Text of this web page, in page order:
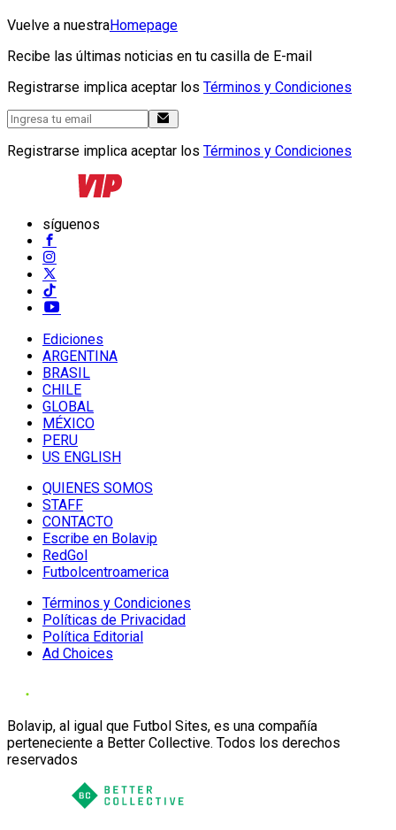
Vuelve a nuestraHomepage
Recibe las últimas noticias en tu casilla de E-mail
Registrarse implica aceptar los Términos y Condiciones
Registrarse implica aceptar los Términos y Condiciones
síguenos
Ediciones
ARGENTINA
BRASIL
CHILE
GLOBAL
MÉXICO
PERU
US ENGLISH
QUIENES SOMOS
STAFF
CONTACTO
Escribe en Bolavip
RedGol
Futbolcentroamerica
Términos y Condiciones
Políticas de Privacidad
Política Editorial
Ad Choices
Bolavip, al igual que Futbol Sites, es una compañía
perteneciente a Better Collective. Todos los derechos
reservados